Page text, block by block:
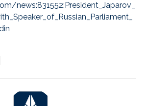
news:831552:President_Japarov_